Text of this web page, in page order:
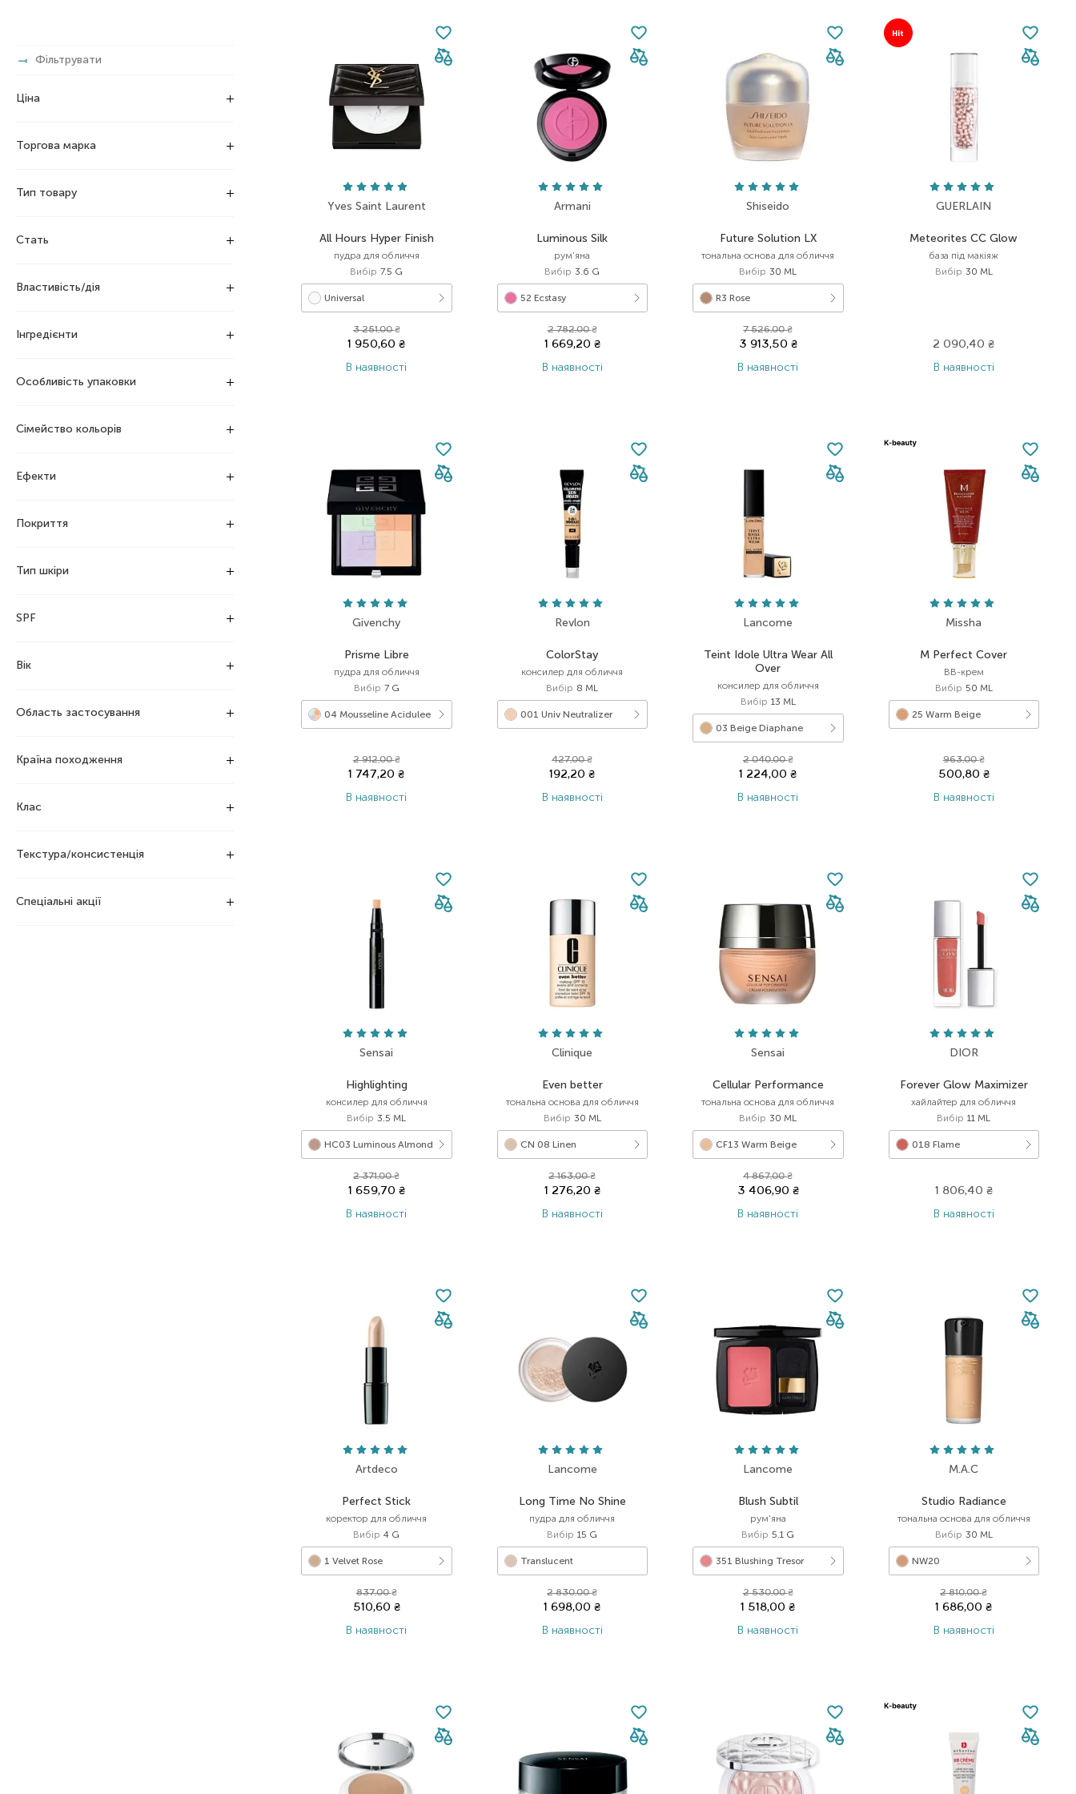
Фільтрувати
Ціна
Торгова марка
Тип товару
Стать
Властивість/дія
Інгредієнти
Особливість упаковки
Сімейство кольорів
Ефекти
Покриття
Тип шкіри
SPF
Вік
Область застосування
Країна походження
Клас
Текстура/консистенція
Спеціальні акції
Yves Saint Laurent
All Hours Hyper Finish
пудра для обличчя
Вибір 7.5 G
Universal
3 251,00₴
1 950,60₴
В наявності
Armani
Luminous Silk
рум'яна
Вибір 3.6 G
52 Ecstasy
2 782,00₴
1 669,20 ₴
В наявності
Shiseido
Future Solution LX
тональна основа для обличчя
Вибір 30 ML
R3 Rose
7 526,00₴
3 913,50 ₴
В наявності
Hit
GUERLAIN
Meteorites CC Glow
база під макіяж
Вибір 30 ML
2 090,40₴
В наявності
Givenchy
Prisme Libre
пудра для обличчя
Вибір 7 G
04 Mousseline Acidulee
2 912,00₴
1 747,20₴
В наявності
Revlon
ColorStay
консилер для обличчя
Вибір 8 ML
001 Univ Neutralizer
427,00₴
192,20₴
В наявності
Lancome
Teint Idole Ultra Wear All
Over
консилер для обличчя
Вибір 13 ML
03 Beige Diaphane
2 040,00₴
1 224,00₴
В наявності
Missha
M Perfect Cover
BB-крем
Вибір 50 ML
25 Warm Beige
963,00₴
500,80 ₴
В наявності
Sensai
Highlighting
консилер для обличчя
Вибір 3.5 ML
HC03 Luminous Almond
2 371,00₴
1 659,70 ₴
В наявності
Clinique
Even better
тональна основа для обличчя
Вибір 30 ML
CN 08 Linen
2 163,00₴
1 276,20 ₴
В наявності
Sensai
Cellular Performance
тональна основа для обличчя
Вибір 30 ML
CF13 Warm Beige
4 867,00₴
3 406,90 ₴
В наявності
DIOR
Forever Glow Maximizer
хайлайтер для обличчя
Вибір 11 ML
018 Flame
1 806,40 ₴
В наявності
Artdeco
Perfect Stick
коректор для обличчя
Вибір 4 G
1 Velvet Rose
837,00₴
510,60 ₴
В наявності
Lancome
Long Time No Shine
пудра для обличчя
Вибір 15 G
Translucent
2 830,00₴
1 698,00₴
В наявності
Lancome
Blush Subtil
рум'яна
Вибір 5.1 G
351 Blushing Tresor
2 530,00₴
1 518,00₴
В наявності
M.A.C
Studio Radiance
тональна основа для обличчя
Вибір 30 ML
NW20
2 810,00₴
1 686,00₴
В наявності